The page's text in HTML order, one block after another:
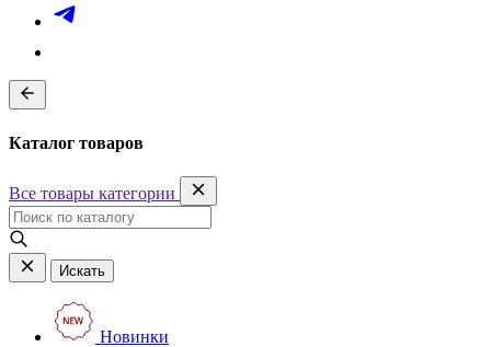
Каталог товаров
Все товары категории
Искать
Новинки